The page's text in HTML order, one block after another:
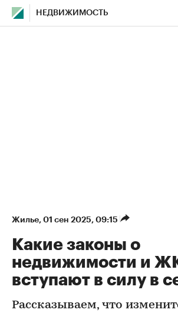
НЕДВИЖИМОСТЬ
Жилье⁠, 01 сен 2025, 09:15
Какие законы о
недвижимости и
вступают в силу в
Рассказываем, что